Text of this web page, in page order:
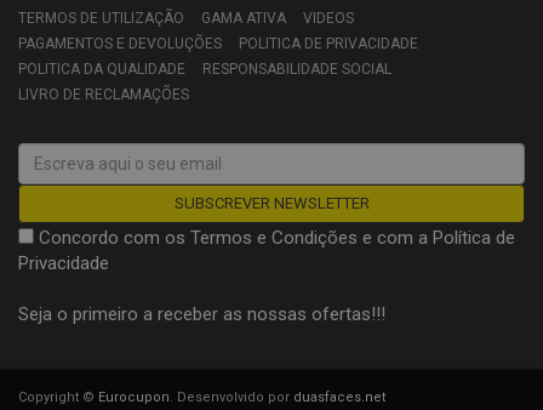
TERMOS DE UTILIZAÇÃO
GAMA ATIVA
VIDEOS
PAGAMENTOS E DEVOLUÇÕES
POLITICA DE PRIVACIDADE
POLITICA DA QUALIDADE
RESPONSABILIDADE SOCIAL
LIVRO DE RECLAMAÇÕES
Concordo com os Termos e Condições e com a Política de
Privacidade
Seja o primeiro a receber as nossas ofertas!!!
Copyright © Eurocupon . Desenvolvido por duasfaces.net